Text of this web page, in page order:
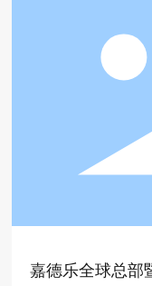
嘉德乐全球总部